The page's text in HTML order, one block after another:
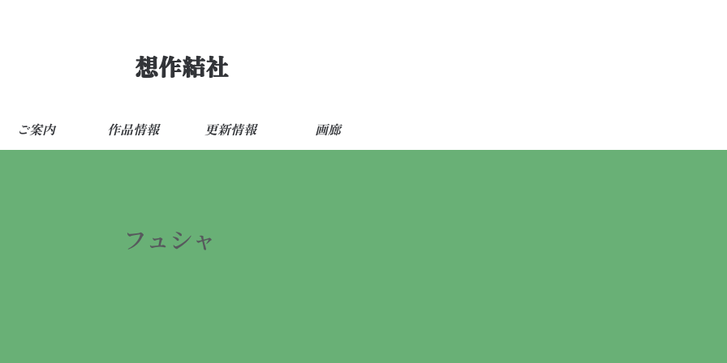
想作結社
ご案内 作品情報 更新情報 画廊
フュシャ